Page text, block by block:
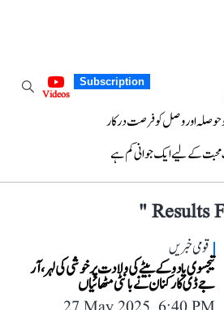
Subscription
Videos
حوصلہ اور وصل کو فرصت درکار
کے لیے ایک جوانی کم ہے
Results
"
قومی خبریں
تیجسوی یادو کے بیٹے کی ولادت پر خوشی کی لہر، آر
جے ڈی کارکنان نے بانٹی مٹھائیاں